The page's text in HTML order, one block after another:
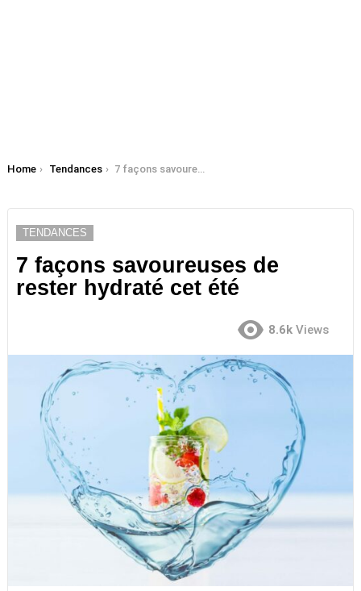
You are here:
Home Tendances 7 façons savoureuses de rester hydraté cet été
TENDANCES
7 façons savoureuses de
rester hydraté cet été
8.6k Views